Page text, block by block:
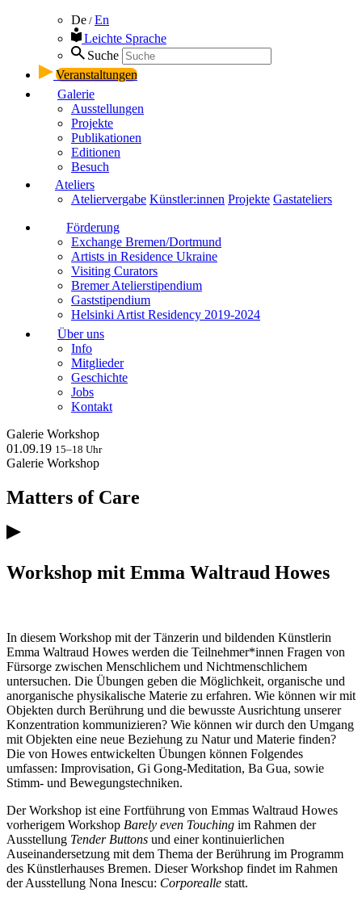
De / En
Leichte Sprache
Suche
Veranstaltungen
Galerie
Ausstellungen
Projekte
Publikationen
Editionen
Besuch
Ateliers
Ateliervergabe Künstler:innen Projekte Gastateliers
Förderung
Exchange Bremen/Dortmund
Artists in Residence Ukraine
Visiting Curators
Bremer Atelierstipendium
Gaststipendium
Helsinki Artist Residency 2019-2024
Über uns
Info
Mitglieder
Geschichte
Jobs
Kontakt
Galerie Workshop
01.09.19 15–18 Uhr
Galerie Workshop
Matters of Care
Workshop mit Emma Waltraud Howes
In diesem Workshop mit der Tänzerin und bildenden Künstlerin
Emma Waltraud Howes werden die Teilnehmer*innen Fragen von
Fürsorge zwischen Menschlichem und Nichtmenschlichem
untersuchen. Die Übungen geben die Möglichkeit, organische und
anorganische physikalische Materie zu erfahren. Wie können wir mit
Objekten durch Berührung und die bewusste Ausrichtung unserer
Konzentration kommunizieren? Wie können wir durch den Umgang
mit Objekten eine neue Beziehung zu Natur und Materie finden?
Die von Howes entwickelten Übungen können Folgendes
umfassen: Improvisation, Gi Gong-Meditation, Ba Gua, sowie
Stimm- und Bewegungstechniken.
Der Workshop ist eine Fortführung von Emmas Waltraud Howes
vorherigem Workshop Barely even Touching im Rahmen der
Ausstellung Tender Buttons und einer kontinuierlichen
Auseinandersetzung mit dem Thema der Berührung im Programm
des Künstlerhauses Bremen. Dieser Workshop findet im Rahmen
der Ausstellung Nona Inescu: Corporealle statt.